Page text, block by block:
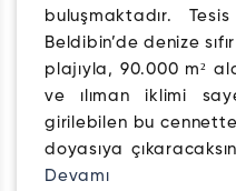
buluşmaktadır.
Beldibin’de denize
plajıyla, 90.000 m²
ve ılıman iklimi
girilebilen bu
doyasıya
Devamı